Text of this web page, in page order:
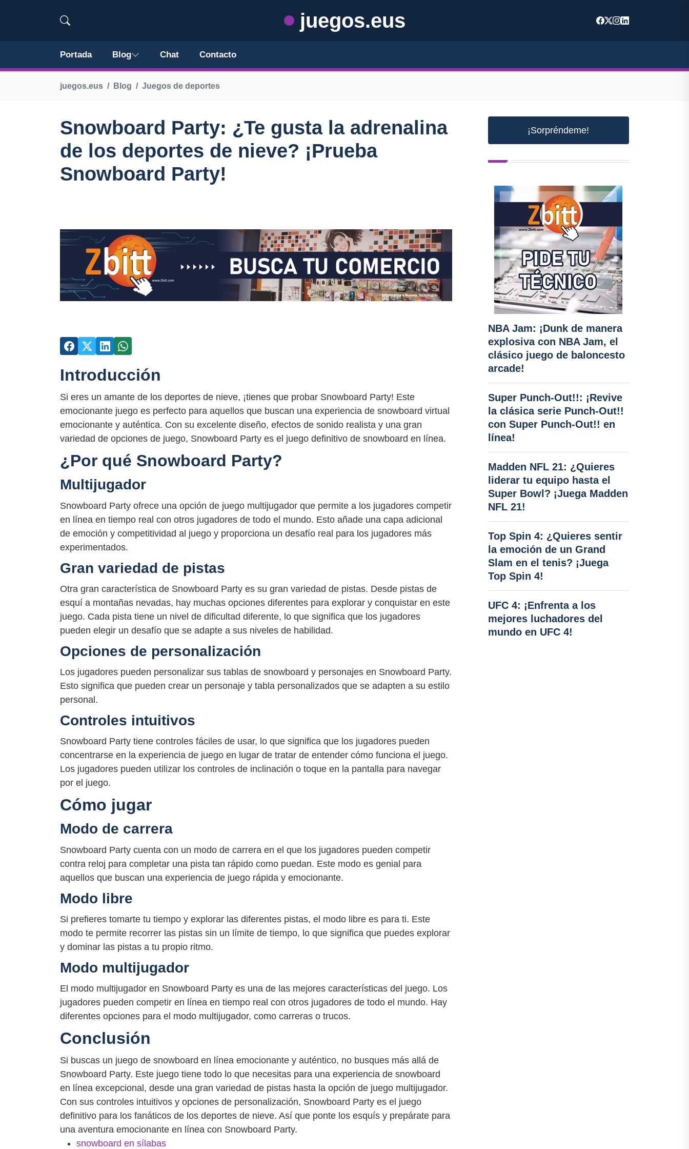
juegos.eus
Portada Blog Chat Contacto
juegos.eus Blog Juegos de deportes
Snowboard Party: ¿Te gusta la adrenalina
de los deportes de nieve? ¡Prueba
Snowboard Party!
Introducción
Si eres un amante de los deportes de nieve, ¡tienes que probar Snowboard Party! Este
emocionante juego es perfecto para aquellos que buscan una experiencia de snowboard virtual
emocionante y auténtica. Con su excelente diseño, efectos de sonido realista y una gran
variedad de opciones de juego, Snowboard Party es el juego definitivo de snowboard en línea.
¿Por qué Snowboard Party?
Multijugador
Snowboard Party ofrece una opción de juego multijugador que permite a los jugadores competir
en línea en tiempo real con otros jugadores de todo el mundo. Esto añade una capa adicional
de emoción y competitividad al juego y proporciona un desafío real para los jugadores más
experimentados.
Gran variedad de pistas
Otra gran característica de Snowboard Party es su gran variedad de pistas. Desde pistas de
esquí a montañas nevadas, hay muchas opciones diferentes para explorar y conquistar en este
juego. Cada pista tiene un nivel de dificultad diferente, lo que significa que los jugadores
pueden elegir un desafío que se adapte a sus niveles de habilidad.
Opciones de personalización
Los jugadores pueden personalizar sus tablas de snowboard y personajes en Snowboard Party.
Esto significa que pueden crear un personaje y tabla personalizados que se adapten a su estilo
personal.
Controles intuitivos
Snowboard Party tiene controles fáciles de usar, lo que significa que los jugadores pueden
concentrarse en la experiencia de juego en lugar de tratar de entender cómo funciona el juego.
Los jugadores pueden utilizar los controles de inclinación o toque en la pantalla para navegar
por el juego.
Cómo jugar
Modo de carrera
Snowboard Party cuenta con un modo de carrera en el que los jugadores pueden competir
contra reloj para completar una pista tan rápido como puedan. Este modo es genial para
aquellos que buscan una experiencia de juego rápida y emocionante.
Modo libre
Si prefieres tomarte tu tiempo y explorar las diferentes pistas, el modo libre es para ti. Este
modo te permite recorrer las pistas sin un límite de tiempo, lo que significa que puedes explorar
y dominar las pistas a tu propio ritmo.
Modo multijugador
El modo multijugador en Snowboard Party es una de las mejores características del juego. Los
jugadores pueden competir en línea en tiempo real con otros jugadores de todo el mundo. Hay
diferentes opciones para el modo multijugador, como carreras o trucos.
Conclusión
Si buscas un juego de snowboard en línea emocionante y auténtico, no busques más allá de
Snowboard Party. Este juego tiene todo lo que necesitas para una experiencia de snowboard
en línea excepcional, desde una gran variedad de pistas hasta la opción de juego multijugador.
Con sus controles intuitivos y opciones de personalización, Snowboard Party es el juego
definitivo para los fanáticos de los deportes de nieve. Así que ponte los esquís y prepárate para
una aventura emocionante en línea con Snowboard Party.
snowboard en sílabas
¡Sorpréndeme!
NBA Jam: ¡Dunk de manera
explosiva con NBA Jam, el
clásico juego de baloncesto
arcade!
Super Punch-Out!!: ¡Revive
la clásica serie Punch-Out!!
con Super Punch-Out!! en
línea!
Madden NFL 21: ¿Quieres
liderar tu equipo hasta el
Super Bowl? ¡Juega Madden
NFL 21!
Top Spin 4: ¿Quieres sentir
la emoción de un Grand
Slam en el tenis? ¡Juega
Top Spin 4!
UFC 4: ¡Enfrenta a los
mejores luchadores del
mundo en UFC 4!